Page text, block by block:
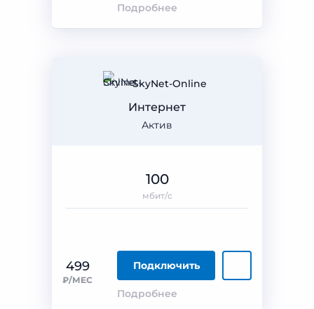
Подробнее
SkyNet-Online
Актив
Интернет
499
₽/МЕС
Подключить
Подробнее
100
мбит/с